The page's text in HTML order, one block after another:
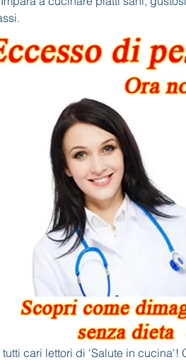
tutti cari lettori di 'Salute in